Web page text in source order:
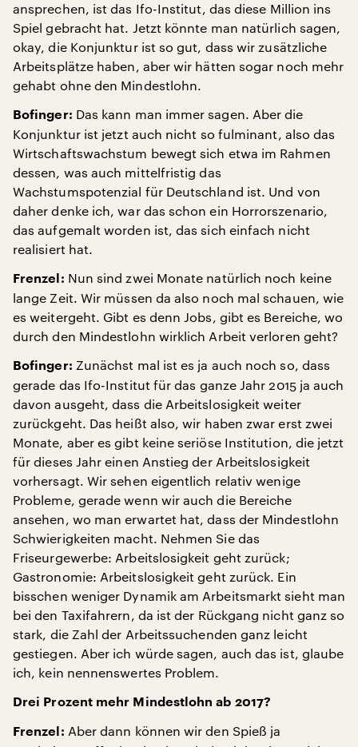
ansprechen, ist das Ifo-Institut, das diese Million ins
Spiel gebracht hat. Jetzt könnte man natürlich sagen,
okay, die Konjunktur ist so gut, dass wir zusätzliche
Arbeitsplätze haben, aber wir hätten sogar noch mehr
gehabt ohne den Mindestlohn.
Bofinger: Das kann man immer sagen. Aber die
Konjunktur ist jetzt auch nicht so fulminant, also das
Wirtschaftswachstum bewegt sich etwa im Rahmen
dessen, was auch mittelfristig das
Wachstumspotenzial für Deutschland ist. Und von
daher denke ich, war das schon ein Horrorszenario,
das aufgemalt worden ist, das sich einfach nicht
realisiert hat.
Frenzel: Nun sind zwei Monate natürlich noch keine
lange Zeit. Wir müssen da also noch mal schauen, wie
es weitergeht. Gibt es denn Jobs, gibt es Bereiche, wo
durch den Mindestlohn wirklich Arbeit verloren geht?
Bofinger: Zunächst mal ist es ja auch noch so, dass
gerade das Ifo-Institut für das ganze Jahr 2015 ja auch
davon ausgeht, dass die Arbeitslosigkeit weiter
zurückgeht. Das heißt also, wir haben zwar erst zwei
Monate, aber es gibt keine seriöse Institution, die jetzt
für dieses Jahr einen Anstieg der Arbeitslosigkeit
vorhersagt. Wir sehen eigentlich relativ wenige
Probleme, gerade wenn wir auch die Bereiche
ansehen, wo man erwartet hat, dass der Mindestlohn
Schwierigkeiten macht. Nehmen Sie das
Friseurgewerbe: Arbeitslosigkeit geht zurück;
Gastronomie: Arbeitslosigkeit geht zurück. Ein
bisschen weniger Dynamik am Arbeitsmarkt sieht man
bei den Taxifahrern, da ist der Rückgang nicht ganz so
stark, die Zahl der Arbeitssuchenden ganz leicht
gestiegen. Aber ich würde sagen, auch das ist, glaube
ich, kein nennenswertes Problem.
Drei Prozent mehr Mindestlohn ab 2017?
Frenzel: Aber dann können wir den Spieß ja